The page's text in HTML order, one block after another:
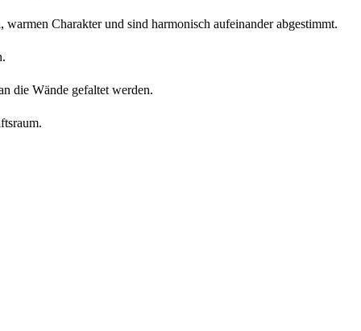
Charakter und sind harmonisch aufeinander abgestimmt.
die Wände gefaltet werden.